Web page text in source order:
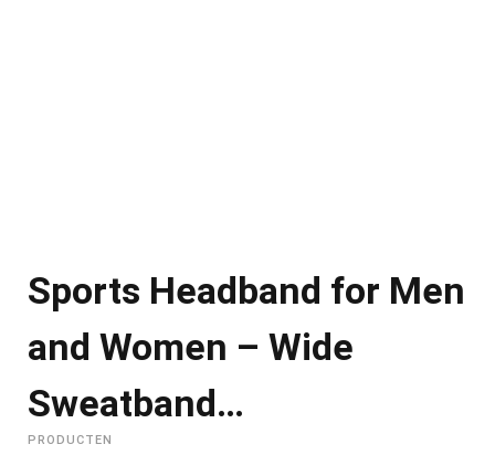
Sports Headband for Men
and Women – Wide
Sweatband…
PRODUCTEN